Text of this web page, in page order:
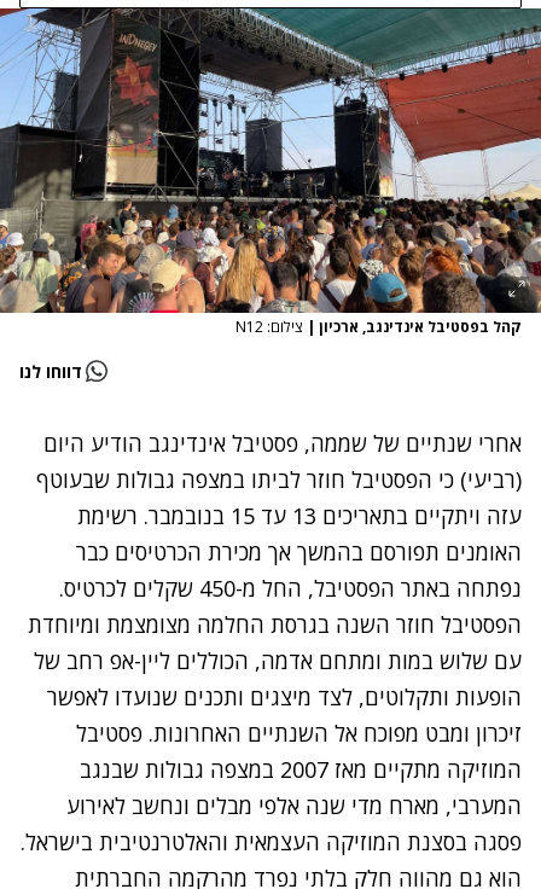
קהל בפסטיבל אינדינגב, ארכיון | צילום: N12
דווחו לנו
אחרי שנתיים של שממה, פסטיבל אינדינגב הודיע היום
(רביעי) כי הפסטיבל חוזר לביתו במצפה גבולות שבעוטף
עזה ויתקיים בתאריכים 13 עד 15 בנובמבר. רשימת
האומנים תפורסם בהמשך אך מכירת הכרטיסים כבר
נפתחה באתר הפסטיבל, החל מ-450 שקלים לכרטיס.
הפסטיבל חוזר השנה בגרסת החלמה מצומצמת ומיוחדת
עם שלוש במות ומתחם אדמה, הכוללים ליין-אפ רחב של
הופעות ותקלוטים, לצד מיצגים ותכנים שנועדו לאפשר
זיכרון ומבט מפוכח אל השנתיים האחרונות. פסטיבל
המוזיקה מתקיים מאז 2007 במצפה גבולות שבנגב
המערבי, מארח מדי שנה אלפי מבלים ונחשב לאירוע
פסגה בסצנת המוזיקה העצמאית והאלטרנטיבית בישראל.
הוא גם מהווה חלק בלתי נפרד מהרקמה החברתית